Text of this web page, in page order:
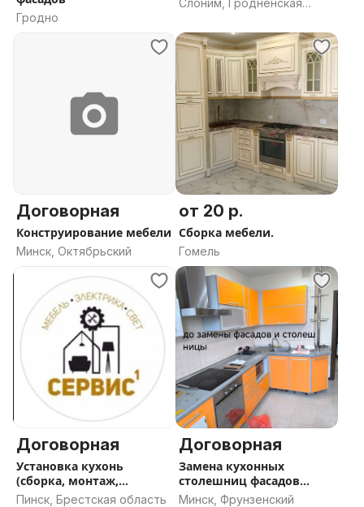
Гродно
Слоним, Гродненская
Договорная
Конструирование мебели
Минск, Октябрьский
от 20 р.
Сборка мебели.
Гомель
Договорная
Установка кухонь
(сборка, монтаж,
подключение)
Пинск, Брестская область
Договорная
Замена кухонных
столешниц фасадов
кухонных ремонт
Минск, Фрунзенский